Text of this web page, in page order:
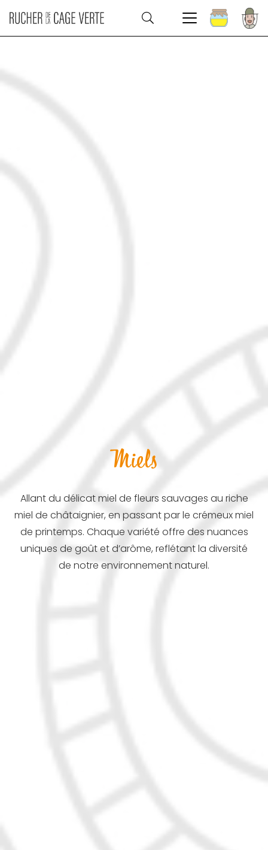
Miels
Allant du délicat miel de fleurs sauvages au riche
miel de châtaignier, en passant par le crémeux miel
de printemps. Chaque variété offre des nuances
uniques de goût et d’arôme, reflétant la diversité
de notre environnement naturel.